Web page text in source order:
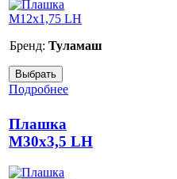
Бренд: Туламаш
Подробнее
Плашка
М30x3,5 LH